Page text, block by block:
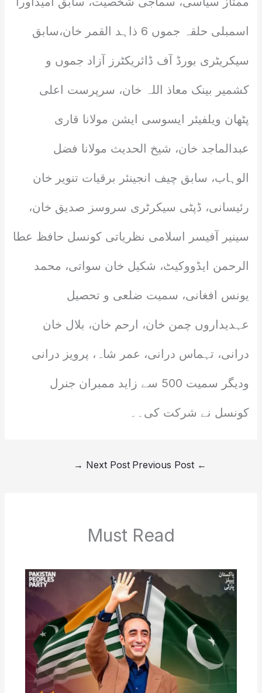
اسمبلی حلقہ جموں 6 ذاہد القمر خان،سابق
سیکریٹری بورڈ آف ڈائریکٹرز آزاد جموں و
کشمیر بینک معاذ اللہ خان، سرپرست اعلی
پٹھان ویلفیئر ایسوسی ایشن مولانا قاری
عبدالماجد خان، شیخ الحدیث مولانا فضل
الوہاب، سابق چیف انجینئر برقیات تنویر خان
رئیسانی، ڈپٹی سیکرٹری سروسز صدیق خان،
سینیر آفیسر اسلامی نظریاتی کونسل حافظ عطا
الرحمن ایڈووکیٹ، شکیل خان سواتی، محمد
یونس افغانی، سمیت ضلعی و تحصیل
عہدیداروں چمن خان، ارحم خان، بلال خان
درانی، تہماس درانی، عمر شاہ، پرویز درانی
ودیگر سمیت 500 سے زاید ممبران جنرل
کونسل نے شرکت کی۔۔
←
Next Post
→
Must Read